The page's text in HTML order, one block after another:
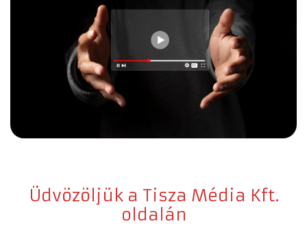
Üdvözöljük a Tisza Média Kft.
oldalán